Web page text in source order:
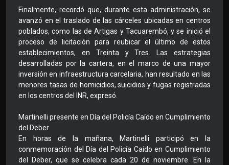
Finalmente, recordó que, durante esta administración, se
avanzó en el traslado de las cárceles ubicadas en centros
poblados, como las de Artigas y Tacuarembó, y se inició el
proceso de licitación para reubicar el último de estos
establecimientos, en Treinta y Tres. Las estrategias
desarrolladas por la cartera, en el marco de una mayor
inversión en infraestructura carcelaria, han resultado en las
menores tasas de homicidios, suicidios y fugas registradas
en los centros del INR, expresó.
Martinelli presente en Día del Policía Caído en Cumplimiento
del Deber
En horas de la mañana, Martinelli participó en la
conmemoración del Día del Policía Caído en Cumplimiento
del Deber, que se celebra cada 20 de noviembre. En la